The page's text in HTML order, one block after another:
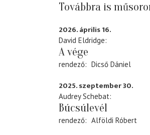
Továbbra is
2026. április 16.
David Eldridge
A vége
rendező Dicső Dániel
2025. szeptember 30.
Audrey Schebat
Búcsúlevél
rendező Alföldi Róbert